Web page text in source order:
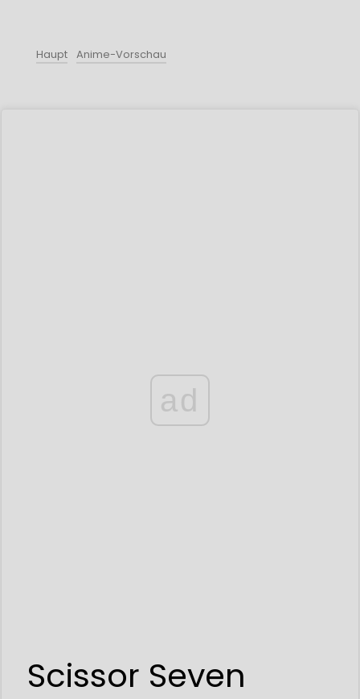
Haupt Anime-Vorschau
ad
Scissor Seven